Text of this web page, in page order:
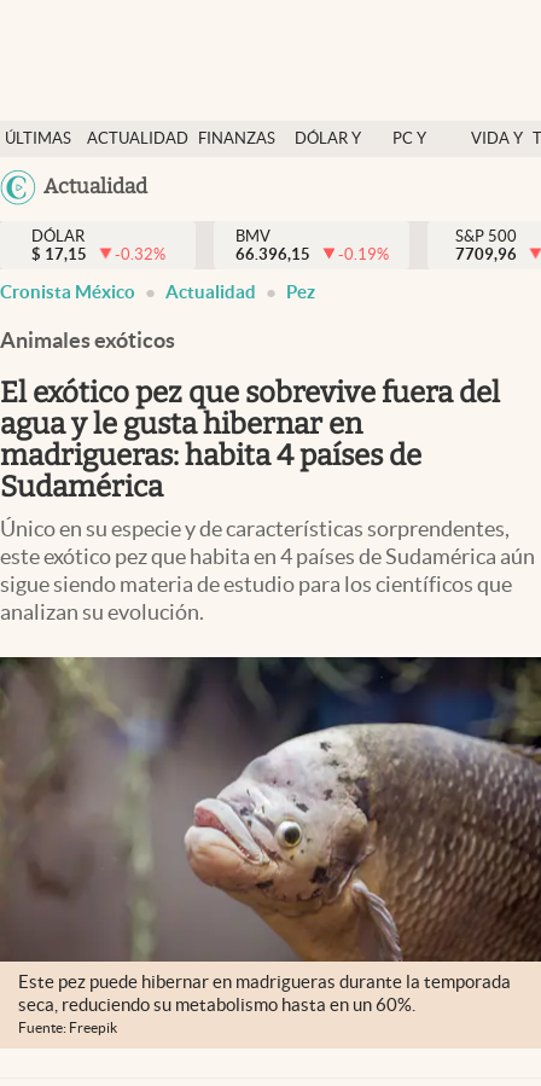
ÚLTIMAS
NOTICIAS
ACTUALIDAD
FINANZAS
DÓLAR Y
PC Y
VIDA Y
México
Actualidad
Actualidad
Finanzas y economía
Dólar y mercados
Pc y celular
Vida y estilo
Clima
Espiritualidad
abre en nueva pestaña
México
DÓLAR
$ 17,15 -0.32%
BMV
66.396,15
-0.19%
S&P 500
7709,96
Cronista México Actualidad Pez
Animales exóticos
El exótico pez que sobrevive fuera del
agua y le gusta hibernar en
madrigueras: habita 4 países de
Sudamérica
Único en su especie y de características sorprendentes,
este exótico pez que habita en 4 países de Sudamérica aún
sigue siendo materia de estudio para los científicos que
analizan su evolución.
Este pez puede hibernar en madrigueras durante la temporada
seca, reduciendo su metabolismo hasta en un 60%.
Fuente: Freepik